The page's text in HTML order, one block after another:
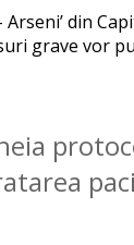
din
grave vor